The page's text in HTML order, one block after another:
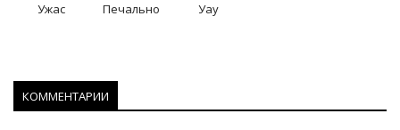
Ужас Печально Уау
КОММЕНТАРИИ